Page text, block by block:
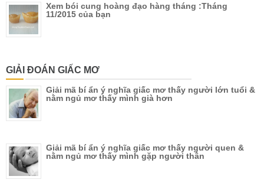
Xem bói cung hoàng đạo hàng tháng :Tháng
11/2015 của bạn
GIẢI ĐOÁN GIẤC MƠ
Giải mã bí ẩn ý nghĩa giấc mơ thấy người lớn tuổi &
nằm ngủ mơ thấy mình già hơn
Giải mã bí ẩn ý nghĩa giấc mơ thấy người quen &
nằm ngủ mơ thấy mình gặp người thân